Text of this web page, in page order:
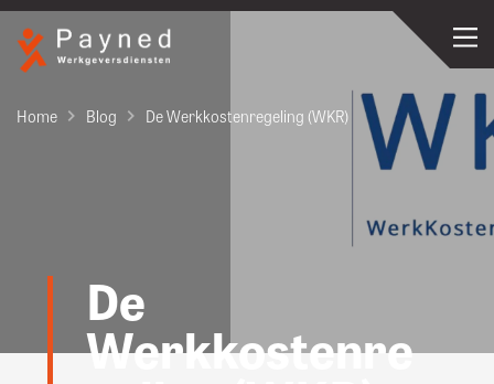
Home Blog De Werkkostenregeling (WKR)
De
Werkkostenre